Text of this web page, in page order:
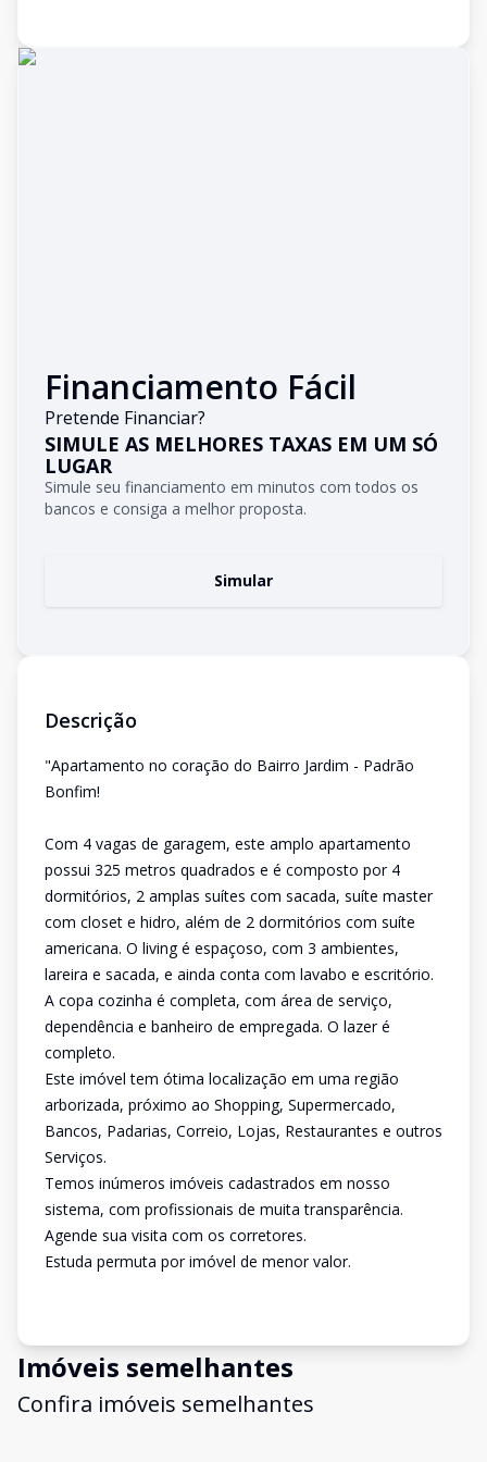
Financiamento Fácil
Pretende Financiar?
SIMULE AS MELHORES TAXAS EM UM SÓ
LUGAR
Simule seu financiamento em minutos com todos os
bancos e consiga a melhor proposta.
Simular
Descrição
"Apartamento no coração do Bairro Jardim - Padrão
Bonfim!
Com 4 vagas de garagem, este amplo apartamento
possui 325 metros quadrados e é composto por 4
dormitórios, 2 amplas suítes com sacada, suíte master
com closet e hidro, além de 2 dormitórios com suíte
americana. O living é espaçoso, com 3 ambientes,
lareira e sacada, e ainda conta com lavabo e escritório.
A copa cozinha é completa, com área de serviço,
dependência e banheiro de empregada. O lazer é
completo.
Este imóvel tem ótima localização em uma região
arborizada, próximo ao Shopping, Supermercado,
Bancos, Padarias, Correio, Lojas, Restaurantes e outros
Serviços.
Temos inúmeros imóveis cadastrados em nosso
sistema, com profissionais de muita transparência.
Agende sua visita com os corretores.
Estuda permuta por imóvel de menor valor.
Imóveis semelhantes
Confira imóveis semelhantes